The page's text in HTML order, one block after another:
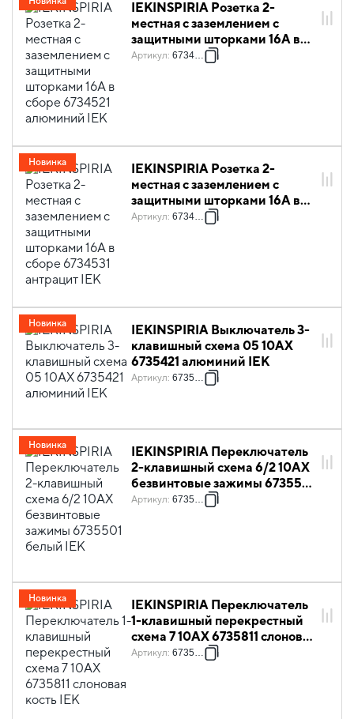
IEKINSPIRIA Розетка 2-
местная с заземлением с
защитными шторками 16А в
сборе 6734521 алюминий IEK
Артикул: 6734521
IEKINSPIRIA Розетка 2-
местная с заземлением с
защитными шторками 16А в
сборе 6734531 антрацит IEK
Артикул: 6734531
Новинка
IEKINSPIRIA Выключатель 3-
клавишный схема 05 10АХ
6735421 алюминий IEK
Артикул: 6735421
Новинка
IEKINSPIRIA Переключатель
2-клавишный схема 6/2 10АХ
безвинтовые зажимы 6735501
белый IEK
Артикул: 6735501
Новинка
IEKINSPIRIA Переключатель
1-клавишный перекрестный
схема 7 10АХ 6735811 слоновая
кость IEK
Артикул: 6735811
Новинка